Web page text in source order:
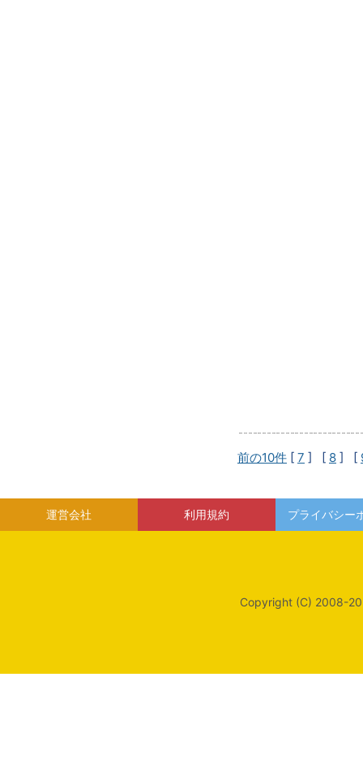
前の10件 [ 7 ] [ 8 ] [
運営会社 利用規約 プライバシー
Copyright (C) 2008-